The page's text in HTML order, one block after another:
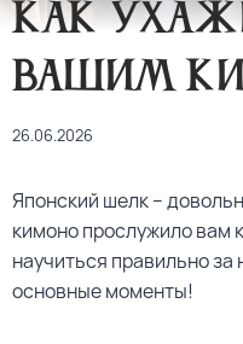
Как
вашим
26.06.2026
Японский шелк –
кимоно прослужило вам
научиться правильно
основные моменты!